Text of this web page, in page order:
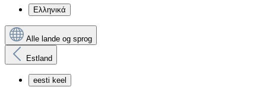
Ελληνικά
Alle lande og sprog
Estland
eesti keel